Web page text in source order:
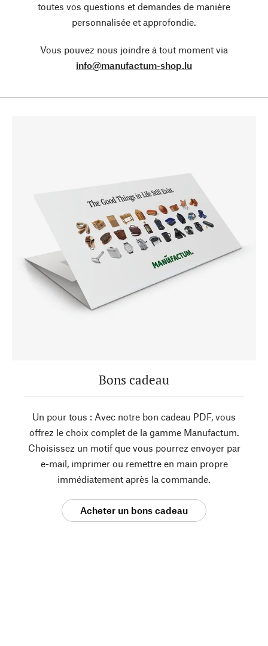
toutes vos questions et demandes de manière
personnalisée et approfondie.
Vous pouvez nous joindre à tout moment via
info@manufactum-shop.lu
Bons cadeau
Un pour tous : Avec notre bon cadeau PDF, vous
offrez le choix complet de la gamme Manufactum.
Choisissez un motif que vous pourrez envoyer par
e-mail, imprimer ou remettre en main propre
immédiatement après la commande.
Acheter un bons cadeau